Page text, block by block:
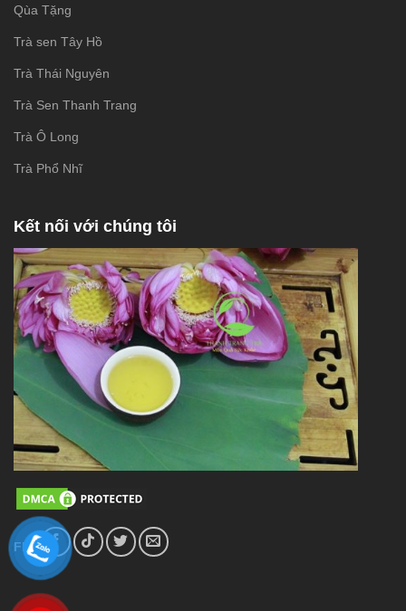
Qùa Tặng
Trà sen Tây Hồ
Trà Thái Nguyên
Trà Sen Thanh Trang
Trà Ô Long
Trà Phổ Nhĩ
Kết nối với chúng tôi
FL